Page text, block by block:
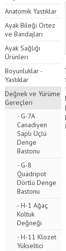
Anatomik Yastıklar
Ayak Bileği Ortez
ve Bandajları
Ayak Sağlığı
Ürünleri
Boyunluklar -
Yastıklar
Değnek ve Yürüme
Gereçleri
- G-7A
Canadiyen
Saplı Üçlü
Denge
Bastonu
- G-8
Quadripot
Dörtlü Denge
Bastonu
- H-1 Ağaç
Koltuk
Değneği
- H-11 Klozet
Yükseltici